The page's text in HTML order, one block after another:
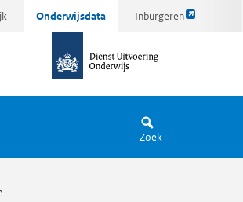
Onderwijsdata Inburgeren
Link
pagina
de
Zoek